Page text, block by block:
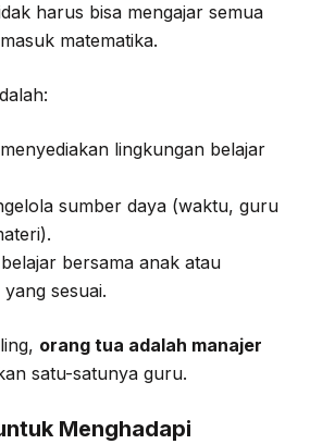
harus bisa mengajar semua
matematika.
lingkungan belajar
sumber daya (waktu, guru
bersama anak atau
sesuai.
orang tua adalah manajer
satu-satunya guru.
Menghadapi